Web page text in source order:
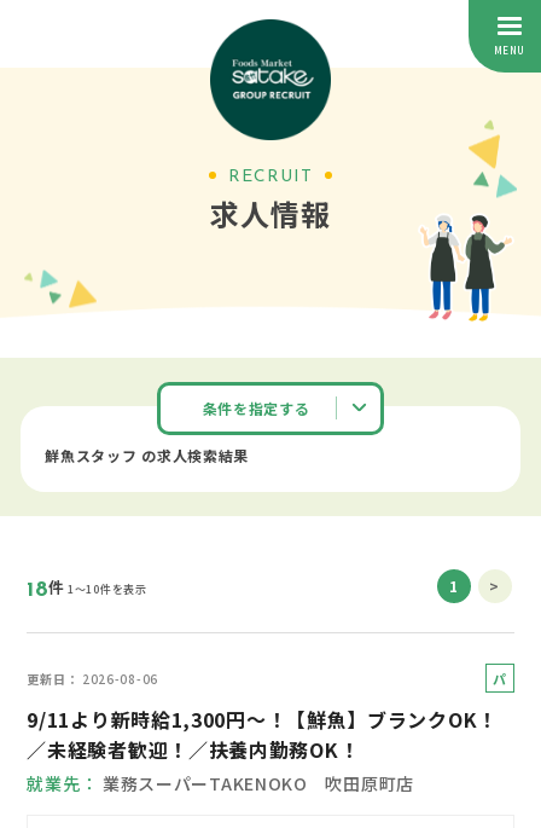
RECRUIT
求人情報
条件を指定する
鮮魚スタッフ の求人検索結果
18件 1～10件を表示 1 >
更新日 2026-08-06
パ
9/11より新時給1,300円～！【鮮魚】ブランクOK！
／未経験者歓迎！／扶養内勤務OK！
就業先 業務スーパーTAKENOKO 吹田原町店